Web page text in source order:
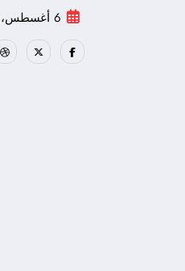
6 أغسطس، 2026